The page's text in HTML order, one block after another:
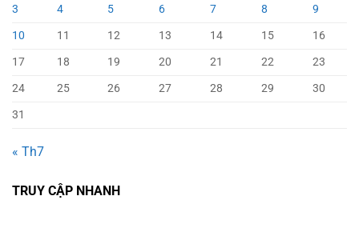
3
4 5 6 7 8
9
10
11 12 13 14 15
16
17
18 19 20 21 22
23
24
25 26 27 28 29
30
31
« Th7
TRUY CẬP NHANH